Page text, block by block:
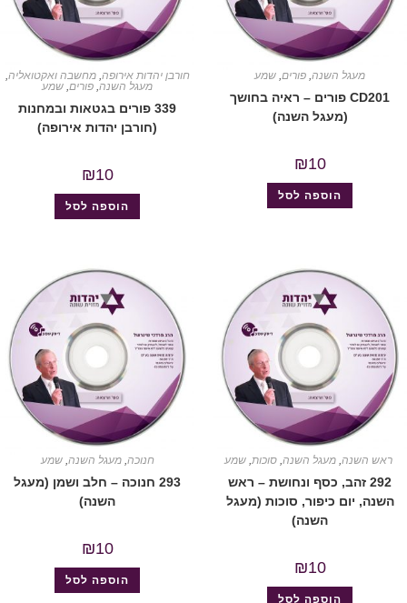
מעגל השנה, פורים, שמע
CD201 פורים – ראיה בחושך
(מעגל השנה)
₪10
הוספה לסל
חורבן יהדות אירופה,מחשבה ואקטואליה,
מעגל השנה, פורים, שמע
339 פורים בגטאות ובמחנות
(חורבן יהדות אירופה)
₪10
הוספה לסל
ראש השנה, מעגל השנה, סוכות, שמע
292 זהב, כסף ונחושת – ראש
השנה, יום כיפור, סוכות (מעגל
השנה)
₪10
הוספה לסל
חנוכה,מעגל השנה,שמע
293 חנוכה – חלב ושמן (מעגל
השנה)
₪10
הוספה לסל